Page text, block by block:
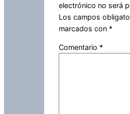
electrónico no será
Los campos
marcados con *
Comentario *